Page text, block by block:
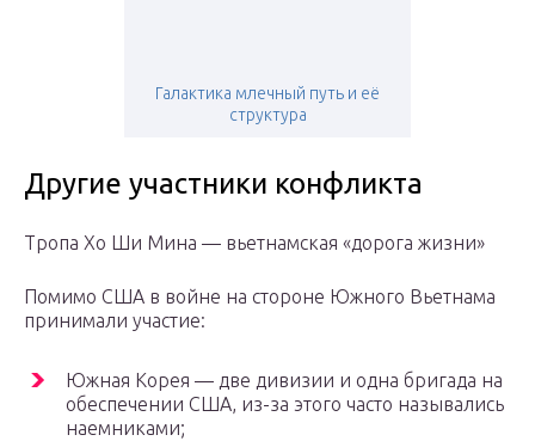
Галактика млечный путь и её
структура
Другие участники конфликта
Тропа Хо Ши Мина — вьетнамская «дорога жизни»
Помимо США в войне на стороне Южного Вьетнама
принимали участие:
Южная Корея — две дивизии и одна бригада на
обеспечении США, из-за этого часто назывались
наемниками;